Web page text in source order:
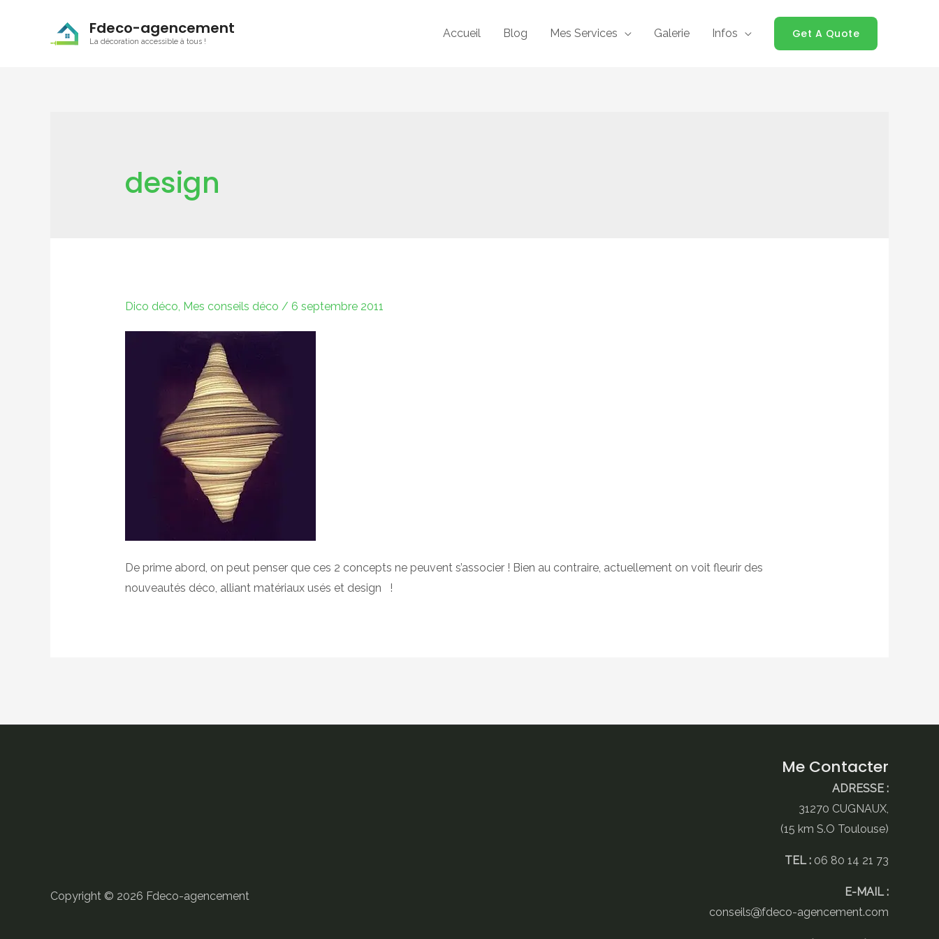
Fdeco-agencement
La décoration accessible à tous !
Accueil Blog Mes Services Galerie Infos Get A Quote
design
Dico déco Mes conseils déco / 6 septembre 2011
De prime abord, on peut penser que ces 2 concepts ne peuvent s’associer ! Bien au contraire, actuellement on voit fleurir des
nouveautés déco, alliant matériaux usés et design !
Copyright © 2026 Fdeco-agencement
Me Contacter
ADRESSE :
31270 CUGNAUX,
(15 km S.O Toulouse)
TEL : 06 80 14 21 73
E-MAIL :
conseils
fdeco-agencement.com